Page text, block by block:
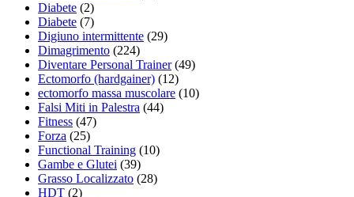
Diabete (2)
Diabete (7)
Digiuno intermittente (29)
Dimagrimento (224)
Diventare Personal Trainer(49)
Ectomorfo (hardgainer) (12)
ectomorfo massa muscolare (10)
Falsi Miti in Palestra (44)
Fitness (47)
Forza (25)
Functional Training (10)
Gambe e Glutei (39)
Grasso Localizzato (28)
HDT (2)